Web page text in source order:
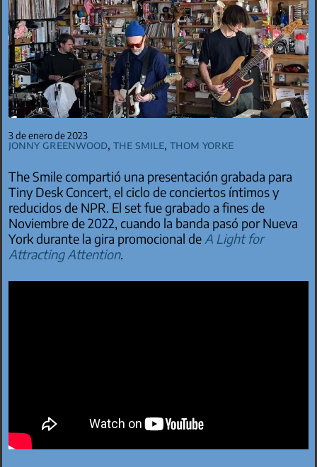
3 de enero de 2023
Jonny Greenwood,The Smile,Thom Yorke
The Smile compartió una presentación grabada para
Tiny Desk Concert, el ciclo de conciertos íntimos y
reducidos de NPR. El set fue grabado a fines de
Noviembre de 2022, cuando la banda pasó por Nueva
York durante la gira promocional de A Light for
Attracting Attention.